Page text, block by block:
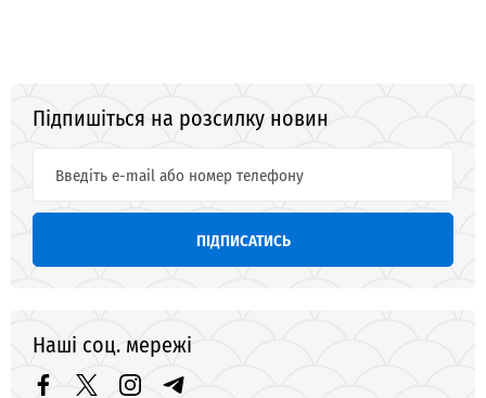
Підпишіться на розсилку новин
ПІДПИСАТИСЬ
Наші соц. мережі